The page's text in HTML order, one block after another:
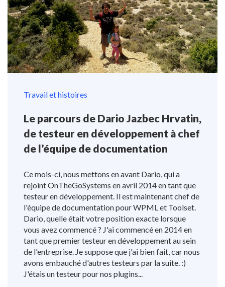
Travail et histoires
Le parcours de Dario Jazbec Hrvatin,
de testeur en développement à chef
de l’équipe de documentation
Ce mois-ci, nous mettons en avant Dario, qui a
rejoint OnTheGoSystems en avril 2014 en tant que
testeur en développement. Il est maintenant chef de
l'équipe de documentation pour WPML et Toolset.
Dario, quelle était votre position exacte lorsque
vous avez commencé ? J'ai commencé en 2014 en
tant que premier testeur en développement au sein
de l'entreprise. Je suppose que j'ai bien fait, car nous
avons embauché d'autres testeurs par la suite. :)
J'étais un testeur pour nos plugins...